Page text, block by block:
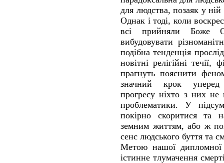
для людства, позаяк у ній
Однак і тоді, коли
всі прийняли Боже
вибудовувати
подібна тенденція
новітні релігійні течії,
прагнуть пояснити
значний крок уперед
прогресу ніхто з них не
проблематики. У
покірно скоритися та
земним життям, або ж
сенс людського буття та
Метою нашої дипломної
істинне тлумачення